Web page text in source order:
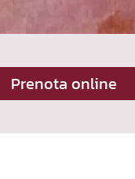
Prenota online